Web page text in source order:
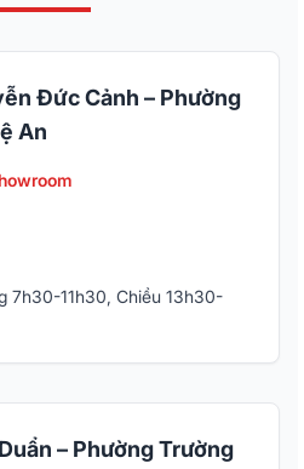
Đức Cảnh – Phường
An
7h30-11h30, Chiều 13h30-
– Phường Trường